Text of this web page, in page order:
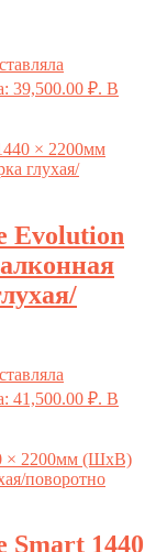
39,500.00 ₽. В
Evolution
41,500.00 ₽. В
1440